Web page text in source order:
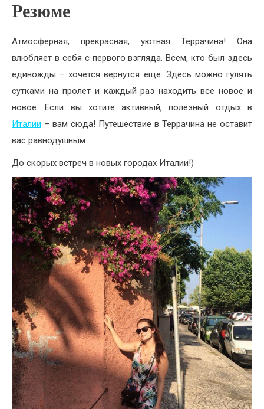
Резюме
Атмосферная, прекрасная, уютная Террачина! Она
влюбляет в себя с первого взгляда. Всем, кто был здесь
единожды – хочется вернутся еще. Здесь можно гулять
сутками на пролет и каждый раз находить все новое и
новое. Если вы хотите активный, полезный отдых в
Италии – вам сюда! Путешествие в Террачина не оставит
вас равнодушным.
До скорых встреч в новых городах Италии!)